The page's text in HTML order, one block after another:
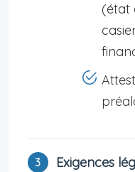
(état
Exigences